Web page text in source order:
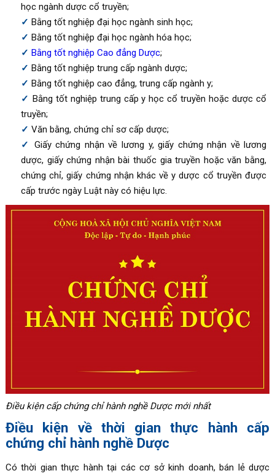
học ngành dược cổ truyền;
Bằng tốt nghiệp đại học ngành sinh học;
Bằng tốt nghiệp đại học ngành hóa học;
Bằng tốt nghiệp Cao đẳng Dược;
Bằng tốt nghiệp trung cấp ngành dược;
Bằng tốt nghiệp cao đẳng, trung cấp ngành y;
Bằng tốt nghiệp trung cấp y học cổ truyền hoặc dược cổ
truyền;
Văn bằng, chứng chỉ sơ cấp dược;
Giấy chứng nhận về lương y, giấy chứng nhận về lương
dược, giấy chứng nhận bài thuốc gia truyền hoặc văn bằng,
chứng chỉ, giấy chứng nhận khác về y dược cổ truyền được
cấp trước ngày Luật này có hiệu lực.
Điều kiện cấp chứng chỉ hành nghề Dược mới nhất
Điều kiện về thời gian thực hành cấp
chứng chỉ hành nghề Dược
Có thời gian thực hành tại các cơ sở kinh doanh, bán lẻ dược